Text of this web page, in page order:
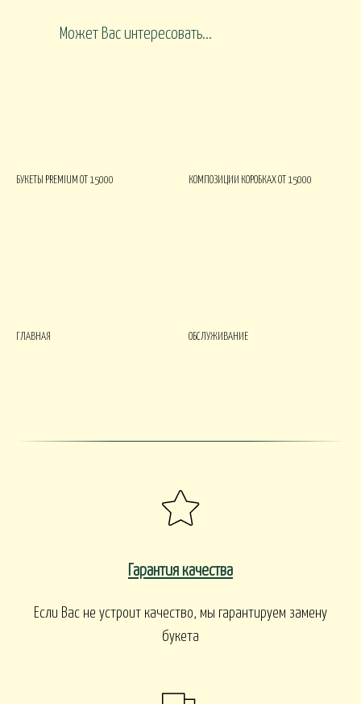
Может Вас интересовать...
БУКЕТЫ PREMIUM ОТ 15000 КОМПОЗИЦИИ КОРОБКАХ ОТ 15000
ГЛАВНАЯ ОБСЛУЖИВАНИЕ
Гарантия качества
Если Вас не устроит качество, мы гарантируем замену
букета